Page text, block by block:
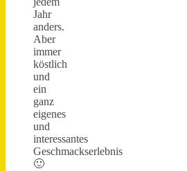
Jahr
anders.
Aber
immer
köstlich
und
ein
ganz
eigenes
und
interessantes
Geschmackserlebnis
🙂